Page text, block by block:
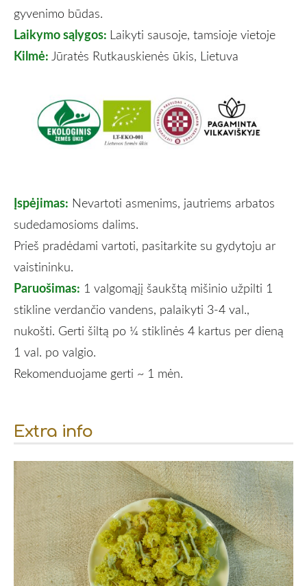
Extra info
gyvenimo būdas.
Laikymo sąlygos: Laikyti sausoje, tamsioje vietoje
Kilmė: Jūratės Rutkauskienės ūkis, Lietuva
Įspėjimas: Nevartoti asmenims, jautriems arbatos
sudedamosioms dalims.
Prieš pradėdami vartoti, pasitarkite su gydytoju ar
vaistininku.
Paruošimas: 1 valgomąjį šaukštą mišinio užpilti 1
stikline verdančio vandens, palaikyti 3-4 val.,
nukošti. Gerti šiltą po ¼ stiklinės 4 kartus per dieną
1 val. po valgio.
Rekomenduojame gerti ~ 1 mėn.